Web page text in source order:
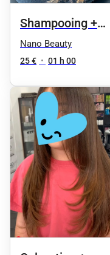
Shampooing +
Coupe brushing
Nano Beauty
25 € • 01 h 00